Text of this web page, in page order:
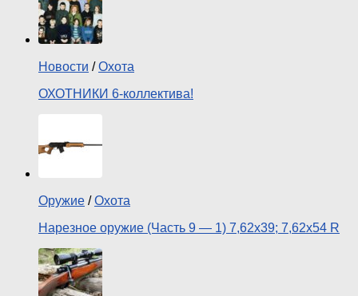
Новости /Охота
ОХОТНИКИ 6-коллектива!
Оружие /Охота
Нарезное оружие (Часть 9 — 1) 7,62х39; 7,62х54 R